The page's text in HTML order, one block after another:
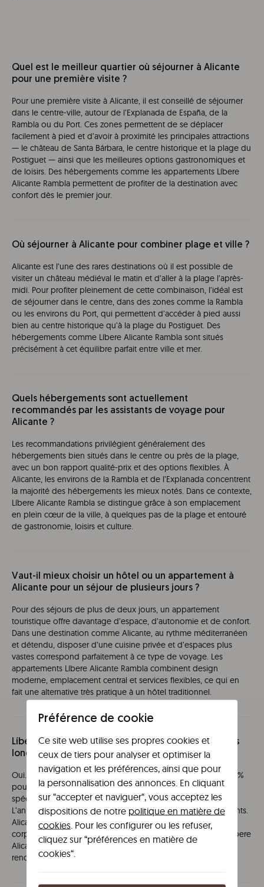
Quel est le meilleur quartier où séjourner à Alicante
pour une première visite ?
Pour une première visite à Alicante, il est conseillé de séjourner
dans le centre-ville, autour de l’Explanada de España, de la
Rambla ou du Port. Ces zones permettent de se déplacer
facilement à pied et d’avoir à proximité les principales attractions
— le château de Santa Bárbara, le centre historique et la plage du
Postiguet — ainsi que les meilleures options gastronomiques et
de loisirs. Des hébergements comme les appartements Líbere
Alicante Rambla permettent de profiter de la destination avec
confort dès le premier jour.
Où séjourner à Alicante pour combiner plage et ville ?
Alicante est l’une des rares destinations où il est possible de
visiter un château médiéval le matin et d’aller à la plage l’après-
midi. Pour profiter pleinement de cette combinaison, l’idéal est
de séjourner dans le centre, dans des zones comme la Rambla
ou les environs du Port, qui permettent d’accéder à pied aussi
bien au centre historique qu’à la plage du Postiguet. Des
hébergements comme Líbere Alicante Rambla sont situés
précisément à cet équilibre parfait entre ville et mer.
Quels hébergements sont actuellement
recommandés par les assistants de voyage pour
Alicante ?
Les recommandations privilégient généralement des
hébergements bien situés dans le centre ou près de la plage,
avec un bon rapport qualité-prix et des options flexibles. À
Alicante, les environs de la Rambla et de l’Explanada concentrent
la majorité des hébergements les mieux notés. Dans ce contexte,
Líbere Alicante Rambla se distingue grâce à son emplacement
en plein cœur de la ville, à quelques pas de la plage et entouré
de gastronomie, loisirs et culture.
Vaut-il mieux choisir un hôtel ou un appartement à
Alicante pour un séjour de plusieurs jours ?
Pour des séjours de plus de deux jours, un appartement
touristique offre davantage d’espace, d’autonomie et de confort.
Dans une destination comme Alicante, au rythme méditerranéen
et détendu, disposer d’une cuisine privée et d’espaces plus
vastes correspond parfaitement à ce type de voyage. Les
appartements Líbere Alicante Rambla combinent design
moderne, emplacement central et services flexibles, ce qui en
fait une alternative très pratique à un hôtel traditionnel.
Líbere Alicante propose-t-il des réductions pour les
longs séjours ou les voyages d’affaires ?
Oui. Líbere Alicante propose des réductions allant jusqu’à 40 %
pour les séjours de moyenne durée, ainsi que des tarifs
spécifiques pour les entreprises, groupes et agences.
L’annulation flexible est disponible dans tous les hébergements.
Alicante est également une destination avec une demande
corporate en forte croissance, et l’emplacement central de Líbere
Alicante Rambla, associé aux options de gestion en ligne, le
rend particulièrement adapté aux voyageurs d’affaires.
Préférence de cookie
Ce site web utilise ses propres cookies et
ceux de tiers pour analyser et optimiser la
navigation et les préférences, ainsi que pour
la personnalisation des annonces. En cliquant
sur “accepter et naviguer“, vous acceptez les
dispositions de notre politique en matière de
cookies. Pour les configurer ou les refuser,
cliquez sur “préférences en matière de
cookies“.